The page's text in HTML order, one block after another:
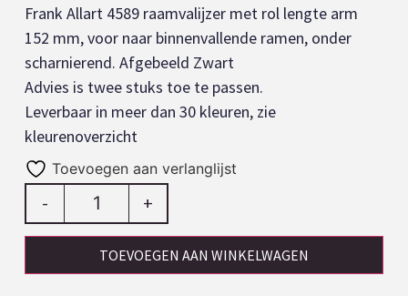
Frank Allart 4589 raamvalijzer met rol lengte arm
152 mm, voor naar binnenvallende ramen, onder
scharnierend. Afgebeeld Zwart
Advies is twee stuks toe te passen.
Leverbaar in meer dan 30 kleuren, zie
kleurenoverzicht
Toevoegen aan verlanglijst
- +
TOEVOEGEN AAN WINKELWAGEN